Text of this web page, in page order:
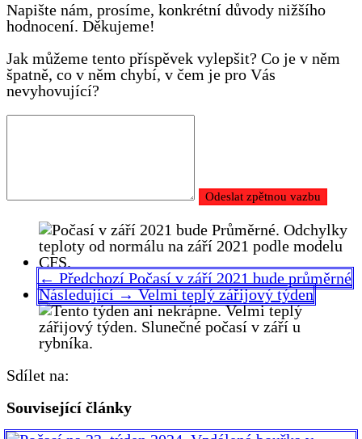
Napište nám, prosíme, konkrétní důvody nižšího
hodnocení. Děkujeme!
Jak můžeme tento příspěvek vylepšit? Co je v něm
špatně, co v něm chybí, v čem je pro Vás
nevyhovující?
Odeslat zpětnou vazbu
← Předchozí Počasí v září 2021 bude průměrné
Následující →Velmi teplý zářijový týden
Sdílet na:
Související články